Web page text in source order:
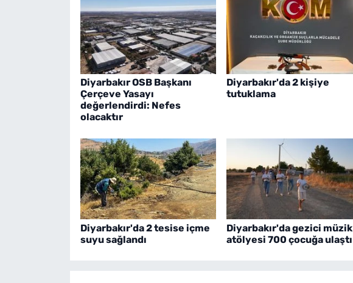
Diyarbakır OSB Başkanı
Çerçeve Yasayı
değerlendirdi: Nefes
olacaktır
Diyarbakır'da 2 kişiye
tutuklama
Diyarbakır'da 2 tesise içme
suyu sağlandı
Diyarbakır'da gezici müzik
atölyesi 700 çocuğa ulaştı